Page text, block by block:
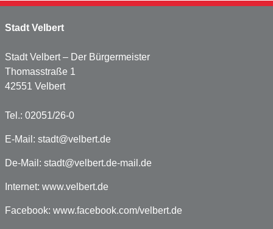
Stadt Velbert
Stadt Velbert – Der Bürgermeister
Thomasstraße 1
42551 Velbert
Tel.: 02051/26-0
E-Mail: stadt@velbert.de
De-Mail: stadt@velbert.de-mail.de
Internet: www.velbert.de
Facebook: www.facebook.com/velbert.de